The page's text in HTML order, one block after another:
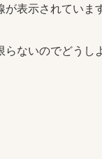
表示されていま
ないのでどうし